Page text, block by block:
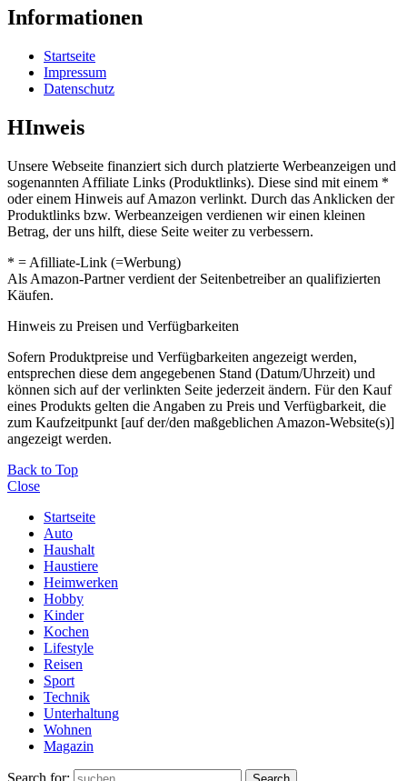
Informationen
Startseite
Impressum
Datenschutz
HInweis
Unsere Webseite finanziert sich durch platzierte Werbeanzeigen und
sogenannten Affiliate Links (Produktlinks). Diese sind mit einem *
oder einem Hinweis auf Amazon verlinkt. Durch das Anklicken der
Produktlinks bzw. Werbeanzeigen verdienen wir einen kleinen
Betrag, der uns hilft, diese Seite weiter zu verbessern.
* = Afilliate-Link (=Werbung)
Als Amazon-Partner verdient der Seitenbetreiber an qualifizierten
Käufen.
Hinweis zu Preisen und Verfügbarkeiten
Sofern Produktpreise und Verfügbarkeiten angezeigt werden,
entsprechen diese dem angegebenen Stand (Datum/Uhrzeit) und
können sich auf der verlinkten Seite jederzeit ändern. Für den Kauf
eines Produkts gelten die Angaben zu Preis und Verfügbarkeit, die
zum Kaufzeitpunkt [auf der/den maßgeblichen Amazon-Website(s)]
angezeigt werden.
Back to Top
Close
Startseite
Auto
Haushalt
Haustiere
Heimwerken
Hobby
Kinder
Kochen
Lifestyle
Reisen
Sport
Technik
Unterhaltung
Wohnen
Magazin
Search for: